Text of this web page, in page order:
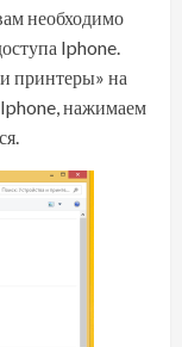
необходимо
Iphone.
принтеры» на
нажимаем